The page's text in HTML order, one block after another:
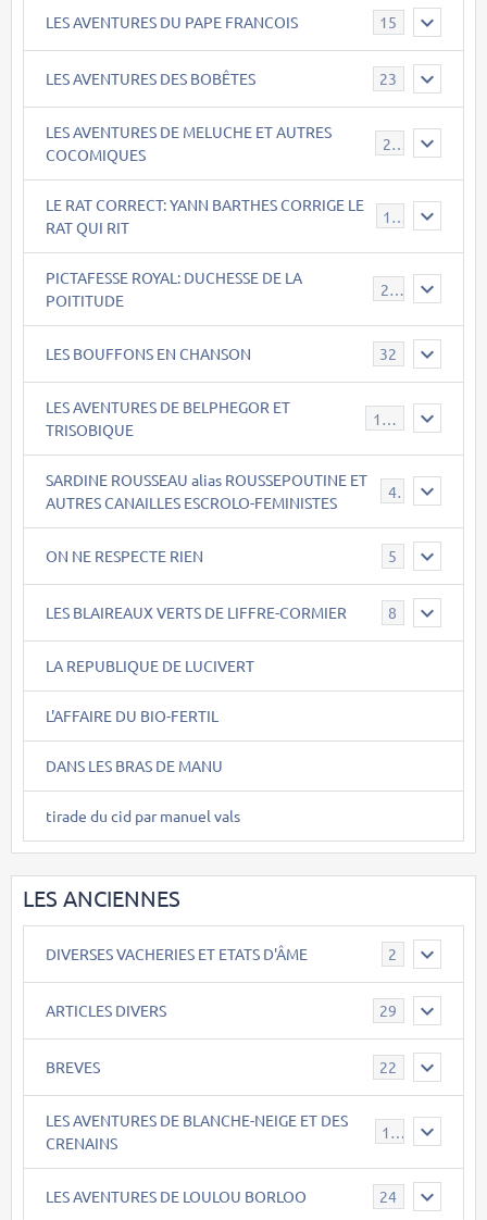
LES AVENTURES DU PAPE FRANCOIS 15
LES AVENTURES DES BOBÊTES 23
LES AVENTURES DE MELUCHE ET AUTRES
COCOMIQUES
22
LE RAT CORRECT: YANN BARTHES CORRIGE LE
RAT QUI RIT
15
PICTAFESSE ROYAL: DUCHESSE DE LA
POITITUDE
23
LES BOUFFONS EN CHANSON 32
LES AVENTURES DE BELPHEGOR ET
TRISOBIQUE
147
SARDINE ROUSSEAU alias ROUSSEPOUTINE ET
AUTRES CANAILLES ESCROLO-FEMINISTES
40
ON NE RESPECTE RIEN 5
LES BLAIREAUX VERTS DE LIFFRE-CORMIER 8
LA REPUBLIQUE DE LUCIVERT
L'AFFAIRE DU BIO-FERTIL
DANS LES BRAS DE MANU
tirade du cid par manuel vals
LES ANCIENNES
DIVERSES VACHERIES ET ETATS D'ÂME 2
ARTICLES DIVERS 29
BREVES 22
LES AVENTURES DE BLANCHE-NEIGE ET DES
CRENAINS
17
LES AVENTURES DE LOULOU BORLOO 24